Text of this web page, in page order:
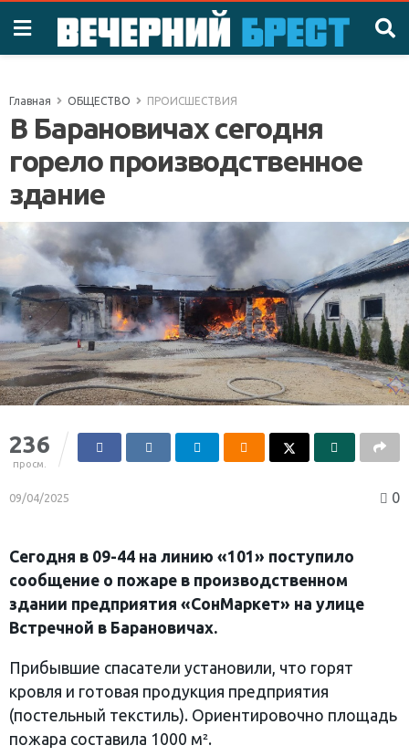
Главная ОБЩЕСТВО ПРОИСШЕСТВИЯ
В Барановичах сегодня
горело производственное
здание
236
просм.
09/04/2025 0
Сегодня в 09-44 на линию «101» поступило
сообщение о пожаре в производственном
здании предприятия «СонМаркет» на улице
Встречной в Барановичах.
Прибывшие спасатели установили, что горят
кровля и готовая продукция предприятия
(постельный текстиль). Ориентировочно площадь
пожара составила 1000 м².